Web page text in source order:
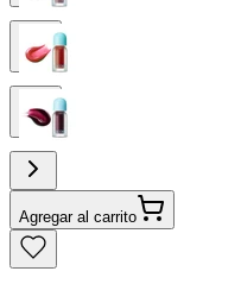
Agregar al carrito